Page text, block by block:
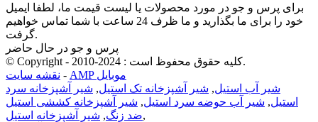
برای پرس و جو در مورد محصولات یا لیست قیمت ما، لطفا ایمیل
خود را برای ما بگذارید و ما ظرف 24 ساعت با شما تماس خواهیم
گرفت.
پرس و جو در حال حاضر
© Copyright - 2010-2024 : کلیه حقوق محفوظ است.
نقشه سایت -
AMP موبایل
شیر آب استیل, شیر آشپزخانه تک استیل, شیر آشپزخانه سرد
استیل, شیر آب حوضه سرد استیل, شیر آشپزخانه کششی استیل
ضد زنگ, شیر آشپزخانه استیل ,